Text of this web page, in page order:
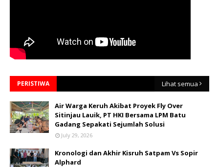
PERISTIWA Lihat semua
Air Warga Keruh Akibat Proyek Fly Over
Sitinjau Lauik, PT HKI Bersama LPM Batu
Gadang Sepakati Sejumlah Solusi
July 29, 2026
Kronologi dan Akhir Kisruh Satpam Vs Sopir
Alphard